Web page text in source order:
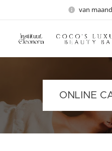
van
ONLINE